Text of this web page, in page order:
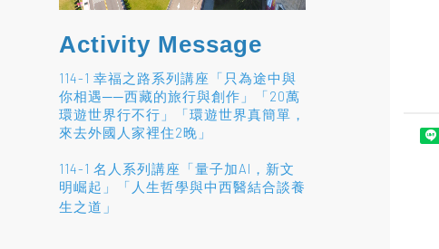
Activity Message
114-1 幸福之路系列講座「只為途中與
你相遇──西藏的旅行與創作」「20萬
環遊世界行不行」「環遊世界真簡單，
來去外國人家裡住2晚」
114-1 名人系列講座「量子加AI，新文
明崛起」「人生哲學與中西醫結合談養
生之道 」